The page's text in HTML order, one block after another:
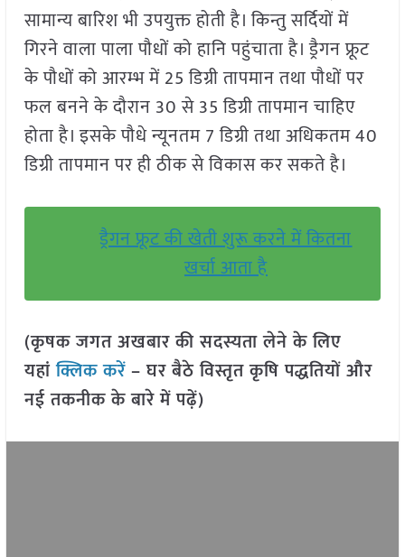
सामान्य बारिश भी उपयुक्त होती है। किन्तु सर्दियों में
गिरने वाला पाला पौधों को हानि पहुंचाता है। ड्रैगन फ्रूट
के पौधों को आरम्भ में 25 डिग्री तापमान तथा पौधों पर
फल बनने के दौरान 30 से 35 डिग्री तापमान चाहिए
होता है। इसके पौधे न्यूनतम 7 डिग्री तथा अधिकतम 40
डिग्री तापमान पर ही ठीक से विकास कर सकते है।
ड्रैगन फ्रूट की खेती शुरू करने में कितना
खर्चा आता है
(कृषक जगत अखबार की सदस्यता लेने के लिए
यहांक्लिक करें– घर बैठे विस्तृत कृषि पद्धतियों और
नई तकनीक के बारे में पढ़ें)